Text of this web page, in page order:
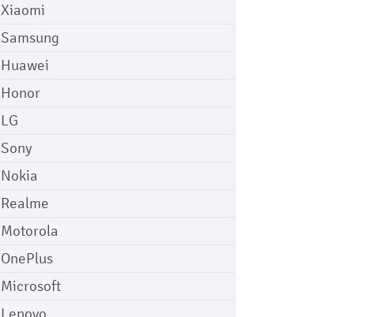
Xiaomi
Samsung
Huawei
Honor
LG
Sony
Nokia
Realme
Motorola
OnePlus
Microsoft